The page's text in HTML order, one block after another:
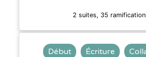
2 suites, 35
Début Écriture